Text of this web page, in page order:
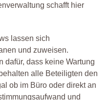
schafft hier
lassen sich
und zuweisen.
dafür, dass keine Wartung
alle Beteiligten den
ob im Büro oder direkt an
und